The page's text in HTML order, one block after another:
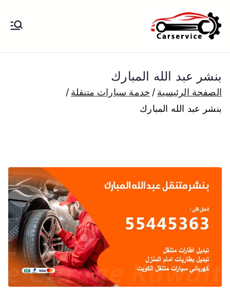
إلى
المحتوى
الكويت
بنشر متنقل الكويت كهرباء وبنشر تبديل
بارخص الاسعار
بنشر عبد الله المبارك
الصفحة الرئيسية
خدمة سيارات متنقلة
بنشر عبد الله المبارك